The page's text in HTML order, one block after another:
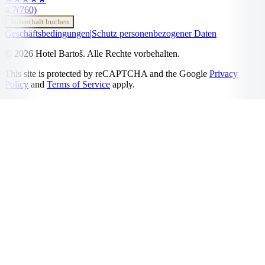
4.7(760)
Aufenthalt buchen
Geschäftsbedingungen|Schutz personenbezogener Daten
© 2026 Hotel Bartoš. Alle Rechte vorbehalten.
This site is protected by reCAPTCHA and the Google Privacy
Policy and Terms of Service apply.